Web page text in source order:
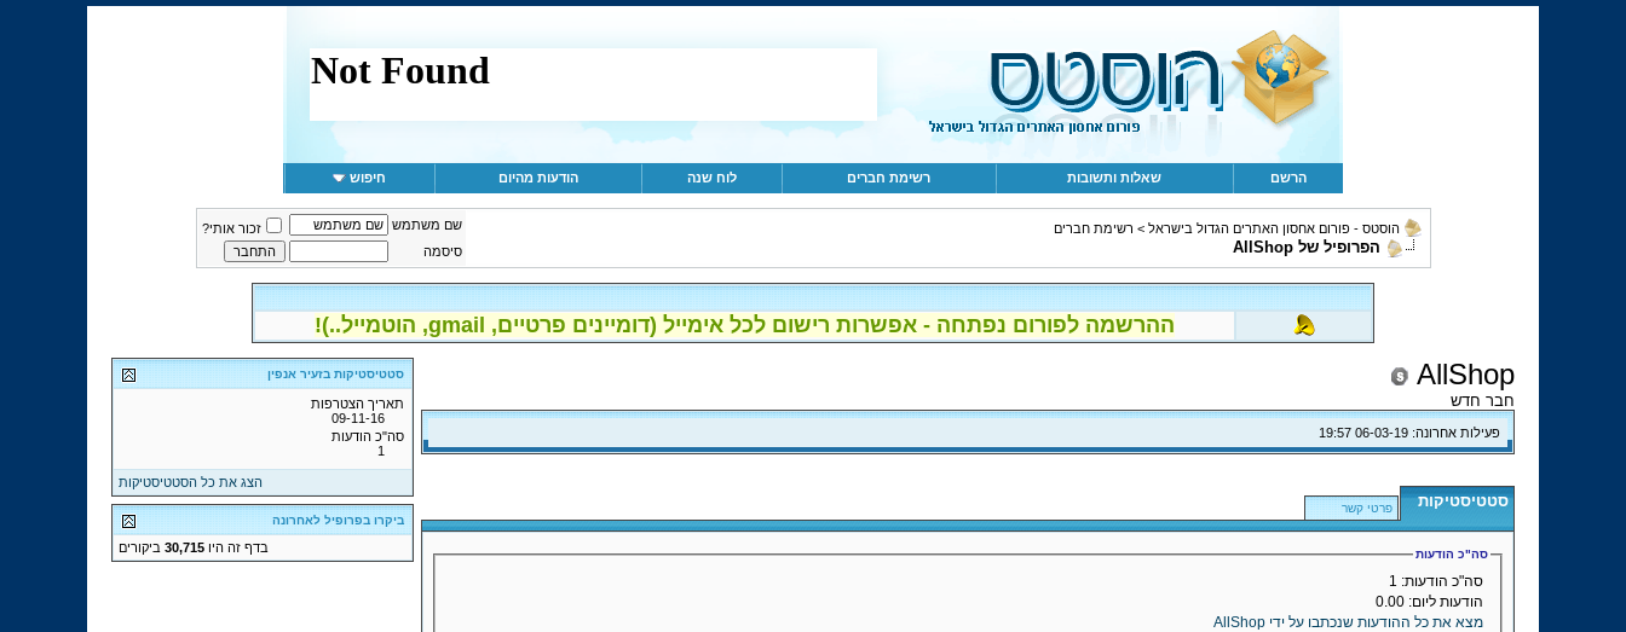
הרשם שאלות ותשובות רשימת חברים לוח שנה הודעות מהיום חיפוש
הוסטס - פורום אחסון האתרים הגדול בישראל > רשימת חברים
הפרופיל של AllShop
שם משתמש
זכור אותי?
סיסמה
ההרשמה לפורום נפתחה - אפשרות רישום לכל אימייל (דומיינים פרטיים, gmail, הוטמייל..)!
AllShop
חבר חדש
פעילות אחרונה: 19:57
סטטיסטיקות פרטי קשר
סה"כ הודעות
סה"כ הודעות:
הודעות ליום:
מצא את כל ההודעות שנכתבו על ידי AllShop
סטטיסטיקות בזעיר אנפין
תאריך הצטרפות
09-11-16
סה"כ הודעות
1
הצג את כל הסטטיסטיקות
ביקרו בפרופיל לאחרונה
בדף זה היו30,715 ביקורים